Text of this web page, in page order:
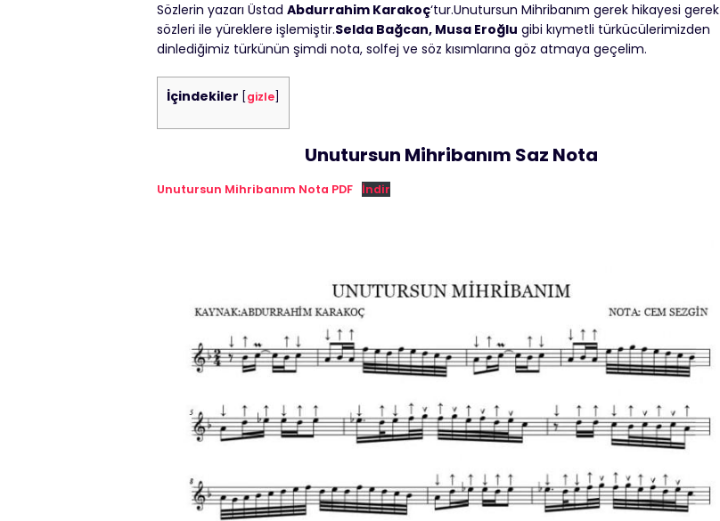
Sözlerin yazarı Üstad Abdurrahim Karakoç‘tur.Unutursun Mihribanım gerek hikayesi gerek
sözleri ile yüreklere işlemiştir.Selda Bağcan, Musa Eroğlu gibi kıymetli türkücülerimizden
dinlediğimiz türkünün şimdi nota, solfej ve söz kısımlarına göz atmaya geçelim.
İçindekiler gizle
Unutursun Mihribanım Saz Nota
Unutursun Mihribanım Nota PDF İndir